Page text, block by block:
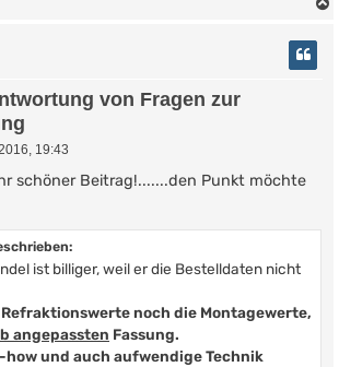
von Fragen zur
19:43
schöner Beitrag!.......den Punkt möchte
ist billiger, weil er die Bestelldaten nicht
noch die Montagewerte,
angepassten Fassung.
how und auch aufwendige Technik